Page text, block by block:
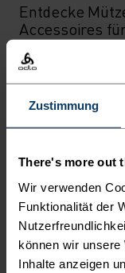
Zustimmung
There's more out
Wir verwenden
Funktionalität der
können wir
Inhalte anzeigen
Entdecke
Accessoires
Speziell
bei jedem
FILTER
KEINE